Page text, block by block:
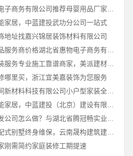
家居，中蓝建投武功分公司一站式
地址找嘉兴锦居装饰材料有限公司
嘉兴本地家装服务专业施工靠谱商家，美派建材口碑之选
哪里买，浙江宜美嘉装饰为您服务
福建尚艺空间新材料科技有限公司小户型家装全屋改造
昆明重钢装配式别墅终身维保，云南晟构建筑建材有限公司
刚需简约家庭装修工期提速